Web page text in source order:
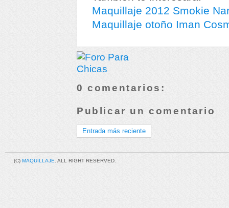
Maquillaje 2012 Smokie
Maquillaje otoño Iman
0 comentarios:
Publicar un comentario
Entrada más reciente
(C) MAQUILLAJE . ALL RIGHT RESERVED.